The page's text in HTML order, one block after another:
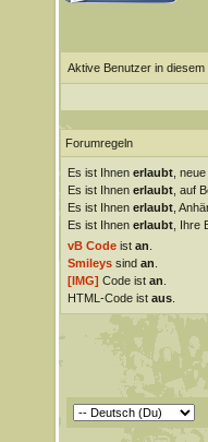
Aktive Benutzer in diesem
Forumregeln
Es ist Ihnen erlaubt, neue
Es ist Ihnen erlaubt, auf
Es ist Ihnen erlaubt,
Es ist Ihnen erlaubt, Ihre
vB Codeist an
Smileyssind an
[IMG] Code ist an
HTML-Code ist aus.